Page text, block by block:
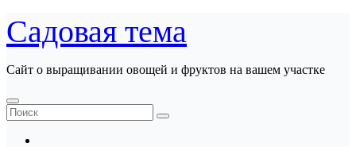
Перейти
к
содержанию
Садовая тема
Сайт о выращивании овощей и фруктов на вашем участке